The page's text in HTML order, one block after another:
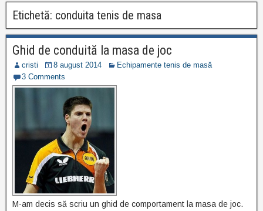
Etichetă: conduita tenis de masa
Ghid de conduită la masa de joc
cristi 8 august 2014
Echipamente tenis de masă
3 Comments
M-am decis să scriu un ghid de comportament la masa de joc.